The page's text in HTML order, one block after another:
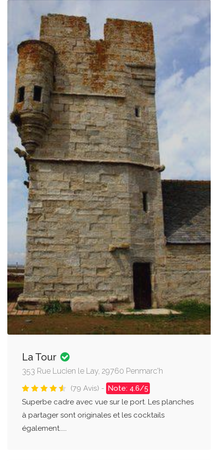
La Tour
353 Rue Lucien le Lay, 29760 Penmarc'h
(79 Avis) - Note: 4.6/5
Superbe cadre avec vue sur le port. Les planches
à partager sont originales et les cocktails
également.....